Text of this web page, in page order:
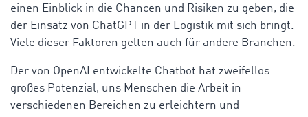
einen Einblick in die Chancen und Risiken zu geben, die
der Einsatz von ChatGPT in der Logistik mit sich bringt.
Viele dieser Faktoren gelten auch für andere Branchen.
Der von OpenAI entwickelte Chatbot hat zweifellos
großes Potenzial, uns Menschen die Arbeit in
verschiedenen Bereichen zu erleichtern und